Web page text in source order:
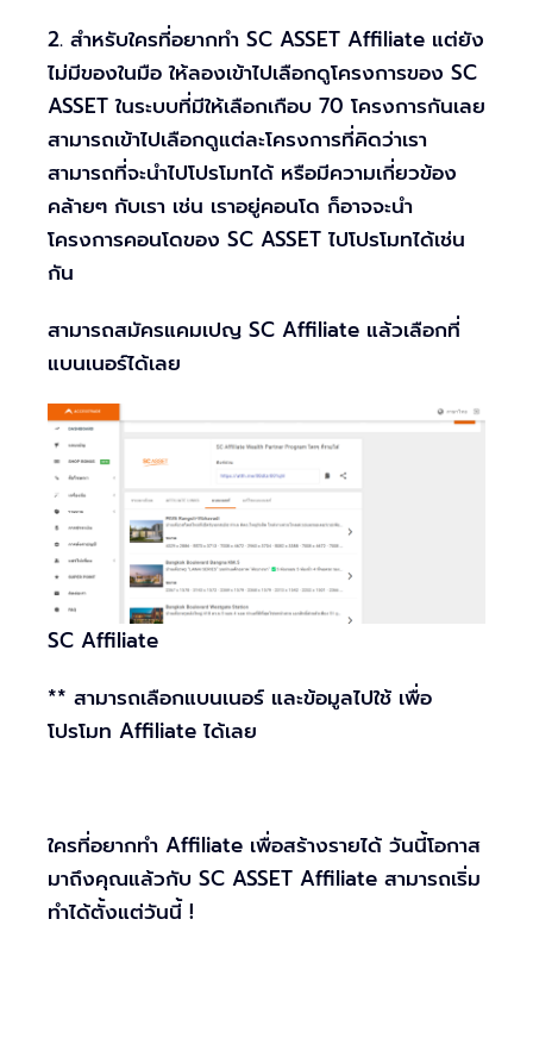
2. สำหรับใครที่อยากทำ SC ASSET Affiliate แต่ยัง
ไม่มีของในมือ ให้ลองเข้าไปเลือกดูโครงการของ SC
ASSET ในระบบที่มีให้เลือกเกือบ 70 โครงการกันเลย
สามารถเข้าไปเลือกดูแต่ละโครงการที่คิดว่าเรา
สามารถที่จะนำไปโปรโมทได้ หรือมีความเกี่ยวข้อง
คล้ายๆ กับเรา เช่น เราอยู่คอนโด ก็อาจจะนำ
โครงการคอนโดของ SC ASSET ไปโปรโมทได้เช่น
กัน
สามารถสมัครแคมเปญ SC Affiliate แล้วเลือกที่
แบนเนอร์ได้เลย
SC Affiliate
** สามารถเลือกแบนเนอร์ และข้อมูลไปใช้ เพื่อ
โปรโมท Affiliate ได้เลย
ใครที่อยากทำ Affiliate เพื่อสร้างรายได้ วันนี้โอกาส
มาถึงคุณแล้วกับ SC ASSET Affiliate สามารถเริ่ม
ทำได้ตั้งแต่วันนี้ !